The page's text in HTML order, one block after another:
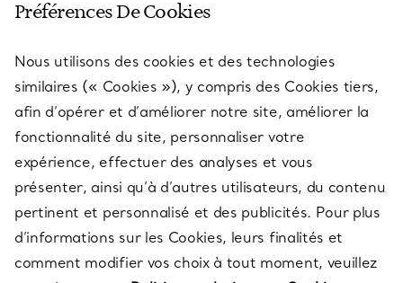
SERVICES
À PROPOS
QUESTIONS LÉGALES
Préférences De Cookies
Nous utilisons des cookies et des technologies
similaires (« Cookies »), y compris des Cookies tiers,
afin d’opérer et d’améliorer notre site, améliorer la
fonctionnalité du site, personnaliser votre
expérience, effectuer des analyses et vous
présenter, ainsi qu’à d’autres utilisateurs, du contenu
pertinent et personnalisé et des publicités. Pour plus
d’informations sur les Cookies, leurs finalités et
comment modifier vos choix à tout moment, veuillez